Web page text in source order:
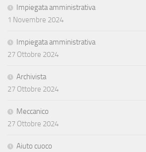
Impiegata amministrativa
1 Novembre 2024
Impiegata amministrativa
27 Ottobre 2024
Archivista
27 Ottobre 2024
Meccanico
27 Ottobre 2024
Aiuto cuoco